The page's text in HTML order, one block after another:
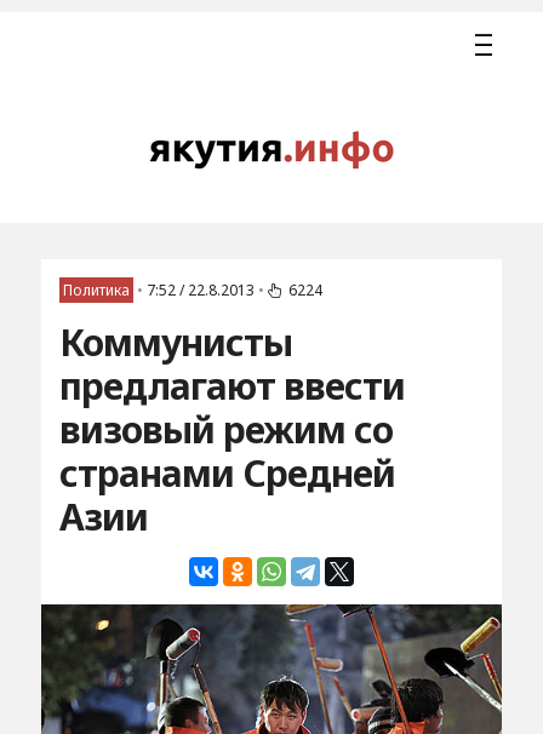
Политика • 7:52 / 22.8.2013 • 6224
Коммунисты
предлагают ввести
визовый режим со
странами Средней
Азии